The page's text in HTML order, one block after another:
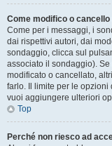
Come modifico o cancello
Come per i messaggi, i
dai rispettivi autori, dai
sondaggio, clicca sul
associato il sondaggio).
modificato o cancellato,
farlo. Il limite per le opzioni
vuoi aggiungere ulteriori
Top
Perché non riesco ad